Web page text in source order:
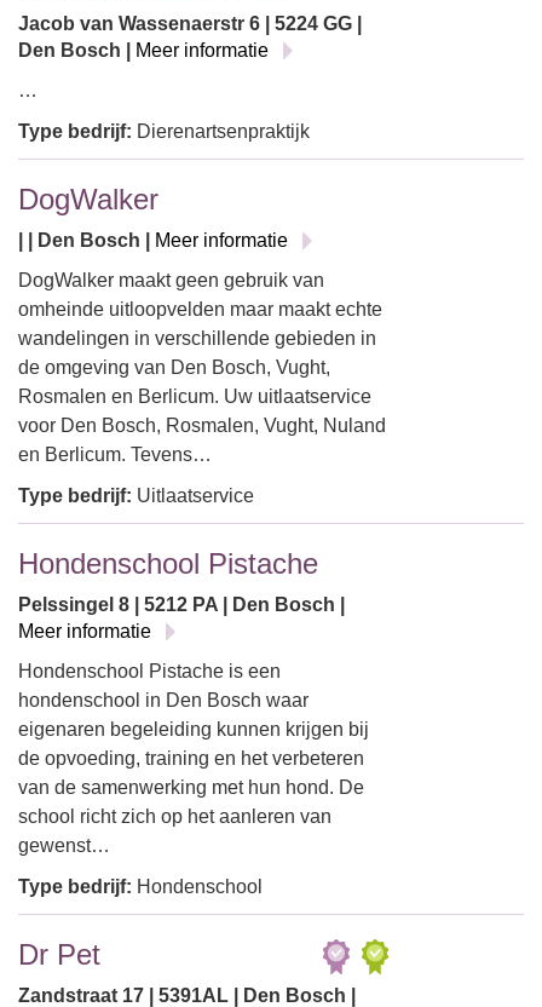
Jacob van Wassenaerstr 6 | 5224 GG |
Den Bosch |
Meer informatie
…
Type bedrijf: Dierenartsenpraktijk
DogWalker
| | Den Bosch |
Meer informatie
DogWalker maakt geen gebruik van
omheinde uitloopvelden maar maakt echte
wandelingen in verschillende gebieden in
de omgeving van Den Bosch, Vught,
Rosmalen en Berlicum. Uw uitlaatservice
voor Den Bosch, Rosmalen, Vught, Nuland
en Berlicum. Tevens…
Type bedrijf: Uitlaatservice
Hondenschool Pistache
Pelssingel 8 | 5212 PA | Den Bosch |
Meer informatie
Hondenschool Pistache is een
hondenschool in Den Bosch waar
eigenaren begeleiding kunnen krijgen bij
de opvoeding, training en het verbeteren
van de samenwerking met hun hond. De
school richt zich op het aanleren van
gewenst…
Type bedrijf: Hondenschool
Dr Pet
Zandstraat 17 | 5391AL | Den Bosch |